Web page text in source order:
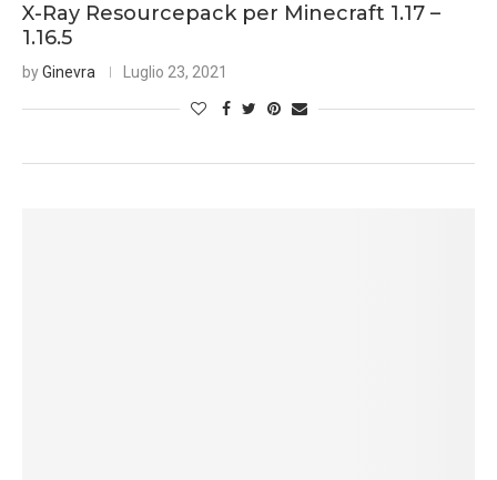
X-Ray Resourcepack per Minecraft 1.17 –
1.16.5
byGinevra Luglio 23, 2021